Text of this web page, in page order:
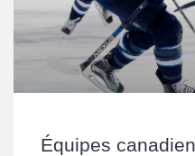
Équipes